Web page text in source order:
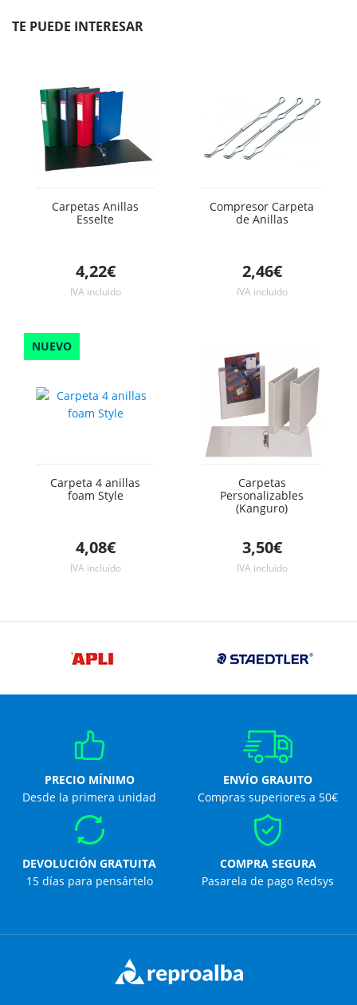
TE PUEDE INTERESAR
Carpetas Anillas
Esselte
4,22€
IVA incluido
Compresor Carpeta
de Anillas
2,46€
IVA incluido
NUEVO
Carpeta 4 anillas
foam Style
4,08€
IVA incluido
Carpetas
Personalizables
(Kanguro)
3,50€
IVA incluido
PRECIO MÍNIMO
Desde la primera unidad
ENVÍO GRAUITO
Compras superiores a 50€
DEVOLUCIÓN GRATUITA
15 días para pensártelo
COMPRA SEGURA
Pasarela de pago Redsys